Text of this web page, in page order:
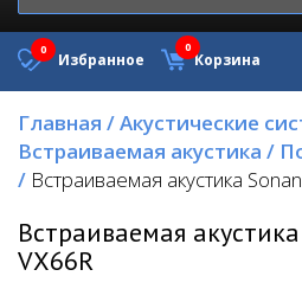
Избранное
0
Корзина
0
Главная /Акустические
Встраиваемая акустика /
/ Встраиваемая акустика
Встраиваемая
VX66R